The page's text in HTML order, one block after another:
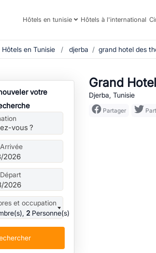
Hôtels en tunisie Hôtels à l'international
Hôtels en Tunisie djerba grand hotel des
votre
2026
2026
et occupation
2 Personne(s)
Grand
Djerba, Tunisie
Partager